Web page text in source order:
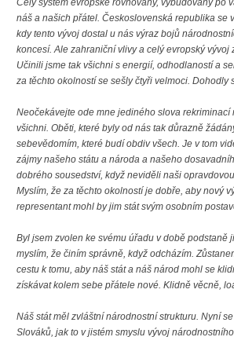
Celý systém evropské rovnováhy, vybudovaný po
náš a našich přátel. Československá republika se
kdy tento vývoj dostal u nás výraz bojů
koncesí. Ale zahraniční vlivy a celý evropský
Učinili jsme tak všichni s energií, odhodlaností a
za těchto okolností se sešly čtyři velmoci.
Neočekávejte ode mne jediného slova
všichni. Oběti, které byly od nás tak důrazně
sebevědomím, které budí obdiv všech. Je v tom
zájmy našeho státu a národa a našeho
dobrého sousedství, když neviděli naši
Myslím, že za těchto okolností je dobře, aby nový
representant mohl by jim stát svým osobním
Byl jsem zvolen ke svému úřadu v době podstaně
myslím, že činím správně, když odcházím.
cestu k tomu, aby náš stát a náš národ mohl se
získávat kolem sebe přátele nové. Klidně věcně,
Náš stát měl zvláštní národnostní strukturu. Nyní
Slováků, jak to v jistém smyslu vývoj